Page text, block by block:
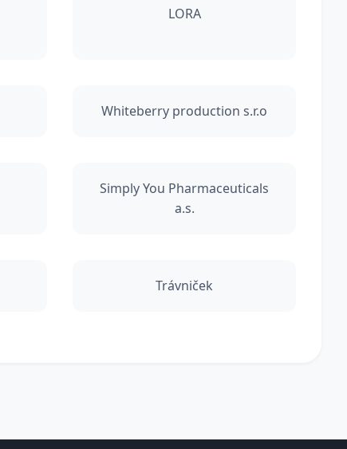
LORA
Whiteberry production s.r.o
Simply You Pharmaceuticals
a.s.
Trávniček